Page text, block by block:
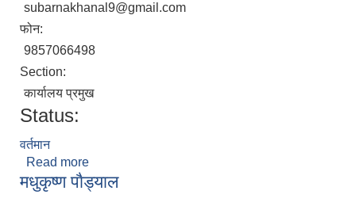
subarnakhanal9@gmail.com
फोन:
9857066498
Section:
कार्यालय प्रमुख
Status:
वर्तमान
Read more
मधुकृष्ण पाैड्याल